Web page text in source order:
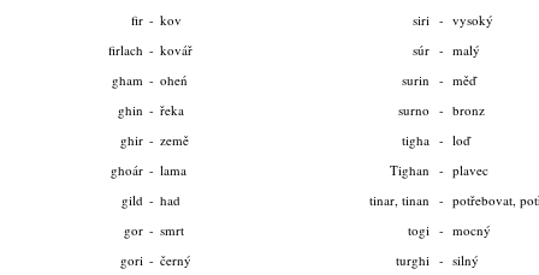
fir - kov siri - vysoký
firlach - kovář súr - malý
gham - oheń surin - měď
ghin - řeka surno - bronz
ghir - země tigha - loď
ghoár - lama Tighan - plavec
gild - had tinar, tinan - potřebovat,
gor - smrt togi - mocný
gori - černý turghi - silný